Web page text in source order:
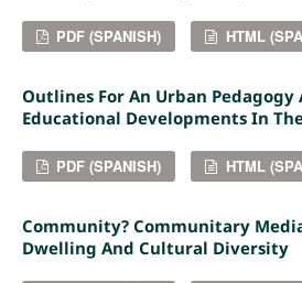
PDF (SPANISH) HTML
Outlines For An Urban
Educational Developments In
PDF (SPANISH) HTML
Community? Communitary
Dwelling And Cultural Diversity